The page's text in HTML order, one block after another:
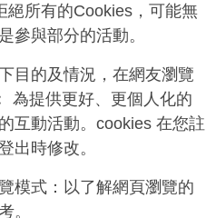
絕所有的Cookies ，可能無
參與部分的活動。
目的及情況，在網友瀏覽
為提供更好、更個人化的
互動活動。 cookies 在您註
出時修改。
模式：以了解網頁瀏覽的
。